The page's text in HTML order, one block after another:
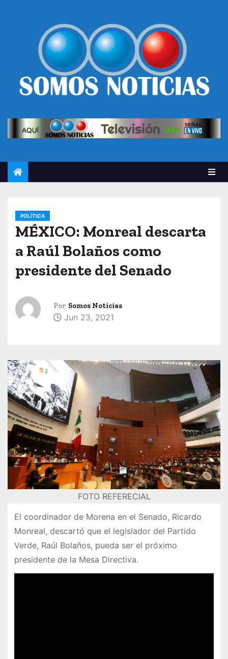
POLÍTICA
MÉXICO: Monreal descarta
a Raúl Bolaños como
presidente del Senado
Por Somos Noticias
Jun 23, 2021
FOTO REFERECIAL
El coordinador de Morena en el Senado, Ricardo
Monreal, descartó que el legislador del Partido
Verde, Raúl Bolaños, pueda ser el próximo
presidente de la Mesa Directiva.